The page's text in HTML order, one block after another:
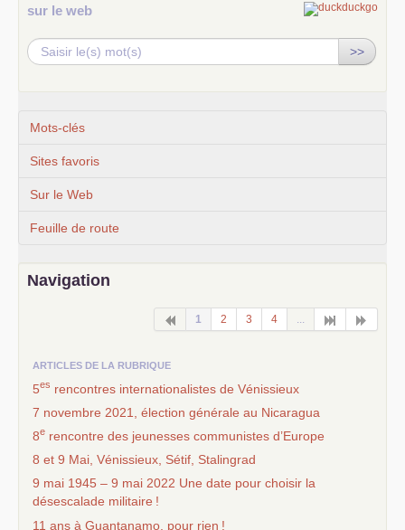
sur le web
>>
Mots-clés
Sites favoris
Sur le Web
Feuille de route
Navigation
1 2 3 4
ARTICLES DE LA RUBRIQUE
5es rencontres internationalistes de Vénissieux
7 novembre 2021, élection générale au Nicaragua
8e rencontre des jeunesses communistes d’Europe
8 et 9 Mai, Vénissieux, Sétif, Stalingrad
9 mai 1945 – 9 mai 2022 Une date pour choisir la
désescalade militaire !
11 ans à Guantanamo, pour rien !